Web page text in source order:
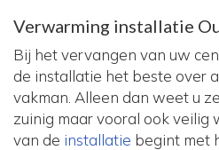
Verwarming installatie
Bij het vervangen van uw
de installatie het beste over
vakman. Alleen dan weet u
zuinig maar vooral ook veilig
van de installatie begint met